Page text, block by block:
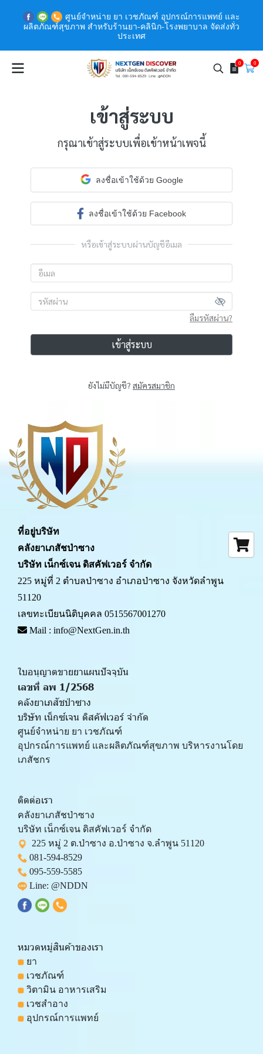
ศูนย์จำหน่าย ยา เวชภัณฑ์ อุปกรณ์การแพทย์ และ
ผลิตภัณฑ์สุขภาพ สำหรับร้านยา-คลินิก-โรงพยาบาล จัดส่งทั่ว
ประเทศ
0 0
เข้าสู่ระบบ
กรุณาเข้าสู่ระบบเพื่อเข้าหน้าเพจนี้
ลงชื่อเข้าใช้ด้วย Google
ลงชื่อเข้าใช้ด้วย Facebook
หรือเข้าสู่ระบบผ่านบัญชีอีเมล
ลืมรหัสผ่าน?
เข้าสู่ระบบ
ยังไม่มีบัญชี? สมัครสมาชิก
ที่อยู่บริษัท
คลังยาเภสัชป่าซาง
บริษัท เน็กซ์เจน ดิสคัฟเวอร์ จำกัด
225 หมู่ที่ 2 ตำบลป่าซาง อำเภอป่าซาง จังหวัดลำพูน
51120
เลขทะเบียนนิติบุคคล 0515567001270
Mail : info@NextGen.in.th
ใบอนุญาตขายยาแผนปัจจุบัน
เลขที่ ลพ 1/2568
คลังยาเภสัชป่าซาง
บริษัท เน็กซ์เจน ดิสคัฟเวอร์ จำกัด
ศูนย์จำหน่าย ยา เวชภัณฑ์
﻿อุปกรณ์การแพทย์ และผลิตภัณฑ์สุขภาพ บริหารงานโดย
เภสัชกร
ติดต่อเรา
คลังยาเภสัชป่าซาง
บริษัท เน็กซ์เจน ดิสคัฟเวอร์ จำกัด
225 หมู่ 2 ต.ป่าซาง อ.ป่าซาง จ.ลำพูน 51120
081-594-8529
095-559-5585
Line: @NDDN
หมวดหมู่สินค้าของเรา
ยา
เวชภัณฑ์
วิตามิน อาหารเสริม
เวชสำอาง
อุปกรณ์การแพทย์